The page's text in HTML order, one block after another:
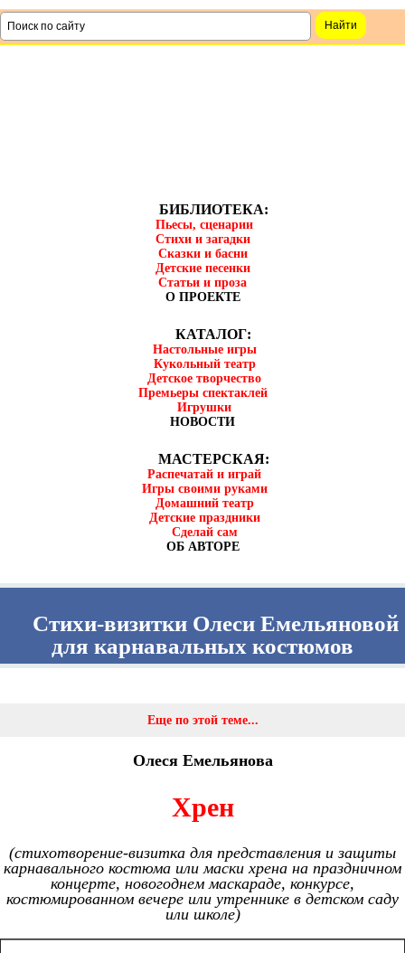
БИБЛИОТЕКА:
Пьесы, сценарии
Стихи и загадки
Сказки и басни
Детские песенки
Статьи и проза
О ПРОЕКТЕ
КАТАЛОГ:
Настольные игры
Кукольный театр
Детское творчество
Премьеры спектаклей
Игрушки
НОВОСТИ
МАСТЕРСКАЯ:
Распечатай и играй
Игры своими руками
Домашний театр
Детские праздники
Сделай сам
ОБ АВТОРЕ
Стихи-визитки Олеси Емельяновой
для карнавальных костюмов
Еще по этой теме...
Олеся Емельянова
Хрен
(cтихотворение-визитка для представления и защиты
карнавального костюма или маски хрена на праздничном
концерте, новогоднем маскараде, конкурсе,
костюмированном вечере или утреннике в детском саду
или школе)